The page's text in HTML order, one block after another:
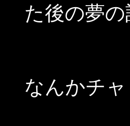
た後の夢の
なんかチ